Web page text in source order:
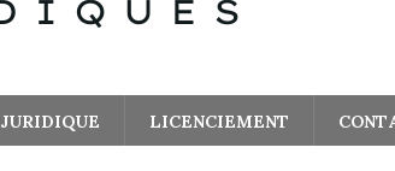
JURIDIQUE LICENCIEMENT